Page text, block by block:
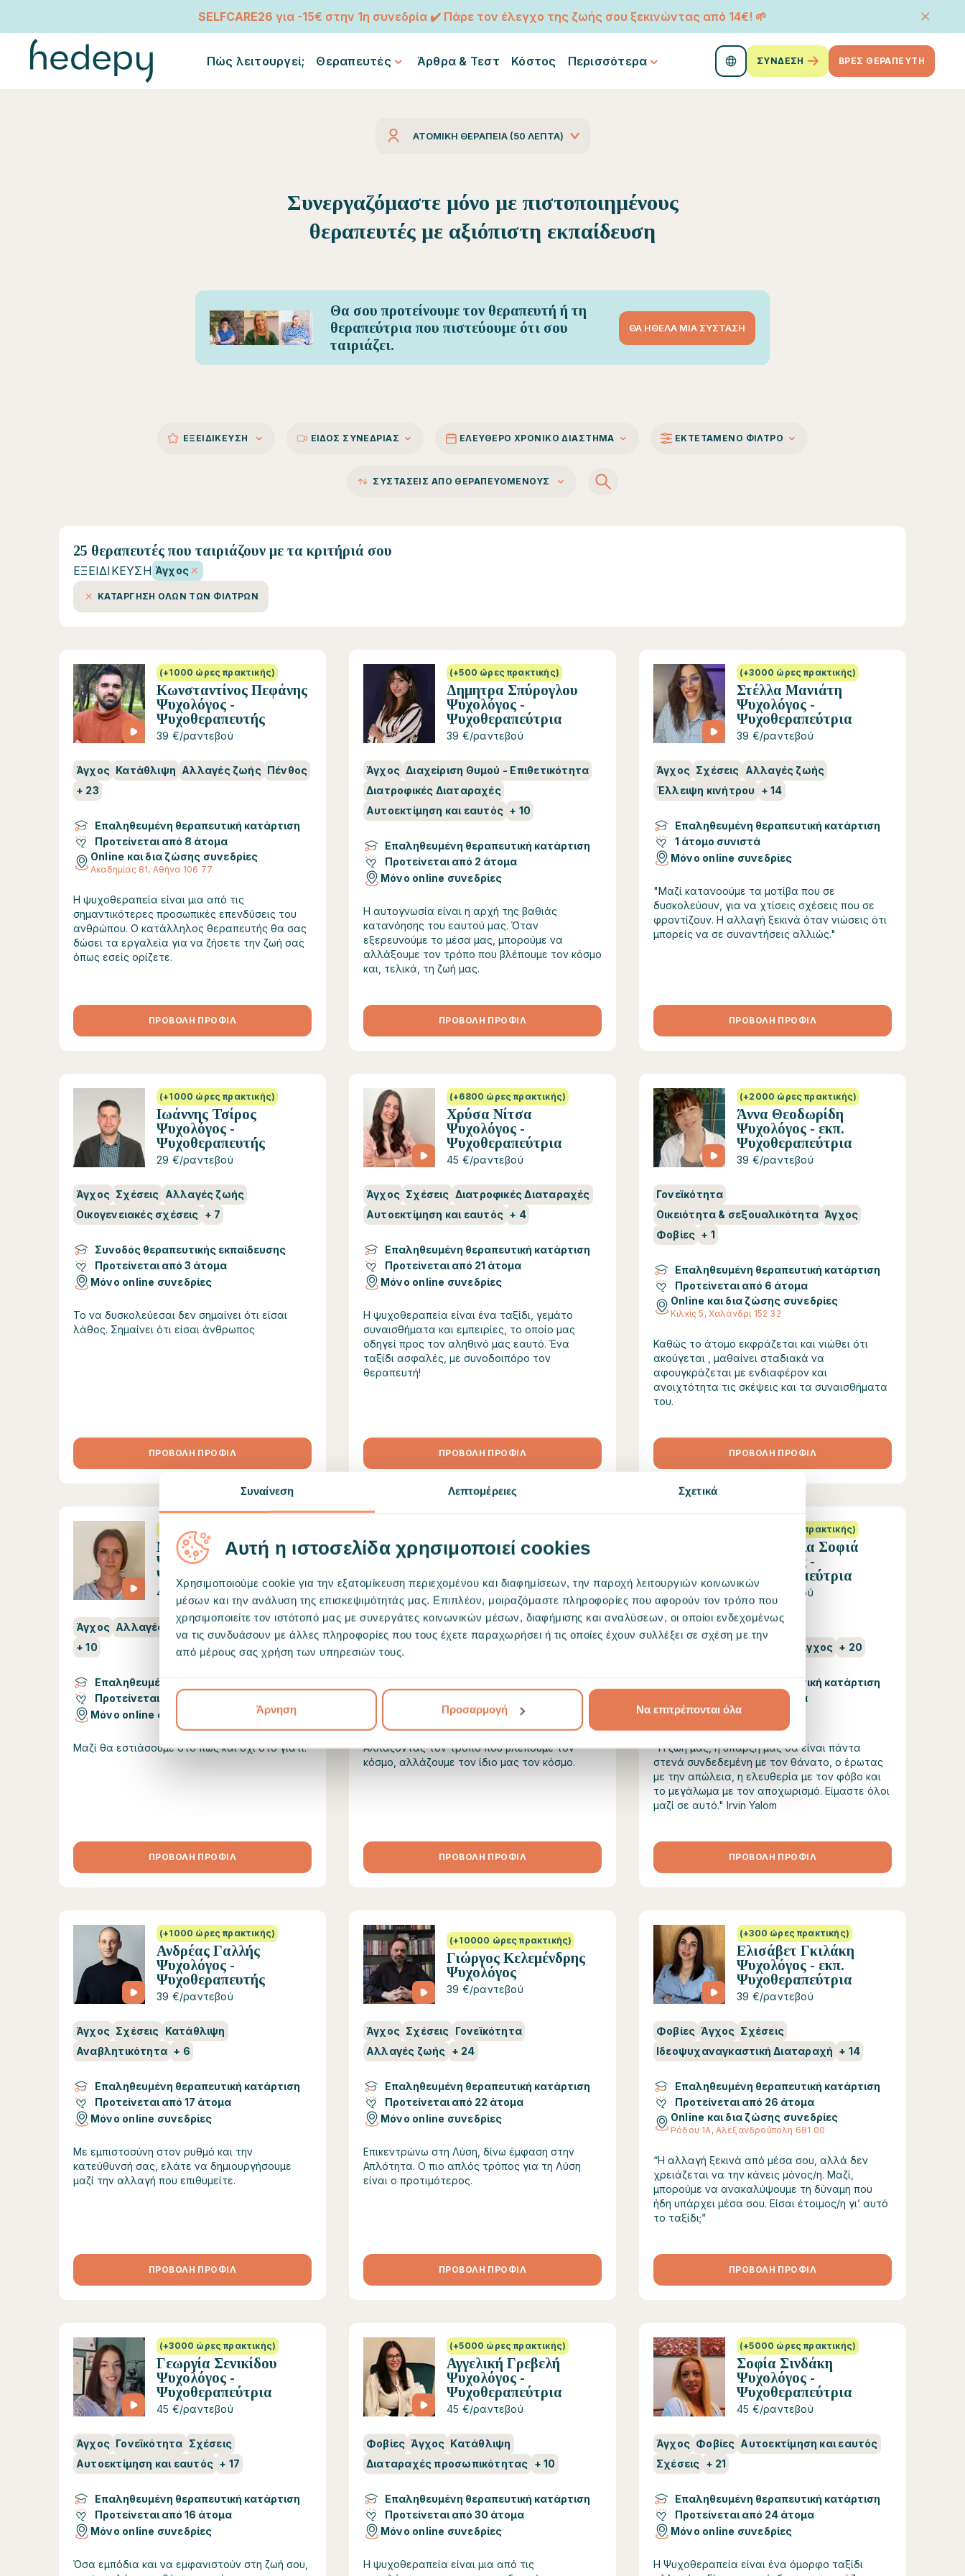
Συναίνεση Λεπτομέρειες Σχετικά
Αυτή η ιστοσελίδα χρησιμοποιεί cookies
Χρησιμοποιούμε cookie για την εξατομίκευση περιεχομένου και διαφημίσεων, την παροχή λειτουργιών κοινωνικών
μέσων και την ανάλυση της επισκεψιμότητάς μας. Επιπλέον, μοιραζόμαστε πληροφορίες που αφορούν τον τρόπο που
χρησιμοποιείτε τον ιστότοπό μας με συνεργάτες κοινωνικών μέσων, διαφήμισης και αναλύσεων, οι οποίοι ενδεχομένως
να τις συνδυάσουν με άλλες πληροφορίες που τους έχετε παραχωρήσει ή τις οποίες έχουν συλλέξει σε σχέση με την
από μέρους σας χρήση των υπηρεσιών τους.
Άρνηση Προσαρμογή Να επιτρέπονται όλα
SELFCARE26 για -15€ στην 1η συνεδρία ✔️ Πάρε τον έλεγχο της ζωής σου ξεκινώντας από 14€! 🌱
Πώς λειτουργεί; Θεραπευτές Άρθρα & Τεστ Κόστος Περισσότερα ΣΥΝΔΕΣΗ ΒΡΕΣ ΘΕΡΑΠΕΥΤΗ
ΑΤΟΜΙΚΉ ΘΕΡΑΠΕΊΑ (50 ΛΕΠΤΆ)
Συνεργαζόμαστε μόνο με πιστοποιημένους
θεραπευτές με αξιόπιστη εκπαίδευση
Θα σου προτείνουμε τον θεραπευτή ή τη
θεραπεύτρια που πιστεύουμε ότι σου
ταιριάζει.
ΘΑ ΗΘΕΛΑ ΜΙΑ ΣΥΣΤΑΣΗ
ΕΞΕΙΔΙΚΕΥΣΗ ΕΊΔΟΣ ΣΥΝΕΔΡΊΑΣ ΕΛΕΥΘΕΡΟ ΧΡΟΝΙΚΟ ΔΙΑΣΤΗΜΑ ΕΚΤΕΤΑΜΕΝΟ ΦΙΛΤΡΟ
ΣΥΣΤΆΣΕΙΣ ΑΠΌ ΘΕΡΑΠΕΥΌΜΕΝΟΥΣ
25 θεραπευτές που ταιριάζουν με τα κριτήριά σου
ΕΞΕΙΔΙΚΕΥΣΗ Άγχος
ΚΑΤΑΡΓΗΣΗ ΟΛΩΝ ΤΩΝ ΦΙΛΤΡΩΝ
(+1000 ώρες πρακτικής)
Κωνσταντίνος Πεφάνης
Ψυχολόγος -
Ψυχοθεραπευτής
39 €/ραντεβού
Άγχος Κατάθλιψη Αλλαγές ζωής Πένθος
+ 23
Επαληθευμένη θεραπευτική κατάρτιση
Προτείνεται από 8 άτομα
Online και δια ζώσης συνεδρίες
Ακαδημίας 81, Αθήνα 106 77
Η ψυχοθεραπεία είναι μια από τις
σημαντικότερες προσωπικές επενδύσεις του
ανθρώπου. Ο κατάλληλος θεραπευτής θα σας
δώσει τα εργαλεία για να ζήσετε την ζωή σας
όπως εσείς ορίζετε.
ΠΡΟΒΟΛΗ ΠΡΟΦΙΛ
(+500 ώρες πρακτικής)
Δημητρα Σπύρογλου
Ψυχολόγος -
Ψυχοθεραπεύτρια
39 €/ραντεβού
Άγχος Διαχείριση Θυμού - Επιθετικότητα
Διατροφικές Διαταραχές
Αυτοεκτίμηση και εαυτός + 10
Επαληθευμένη θεραπευτική κατάρτιση
Προτείνεται από 2 άτομα
Μόνο online συνεδρίες
Η αυτογνωσία είναι η αρχή της βαθιάς
κατανόησης του εαυτού μας. Όταν
εξερευνούμε το μέσα μας, μπορούμε να
αλλάξουμε τον τρόπο που βλέπουμε τον κόσμο
και, τελικά, τη ζωή μας.
ΠΡΟΒΟΛΗ ΠΡΟΦΙΛ
(+3000 ώρες πρακτικής)
Στέλλα Μανιάτη
Ψυχολόγος -
Ψυχοθεραπεύτρια
39 €/ραντεβού
Άγχος Σχέσεις Αλλαγές ζωής
Έλλειψη κινήτρου
+14
Επαληθευμένη θεραπευτική κατάρτιση
1 άτομο συνιστά
Μόνο online συνεδρίες
"Μαζί κατανοούμε τα μοτίβα που σε
δυσκολεύουν, για να χτίσεις σχέσεις που σε
φροντίζουν. Η αλλαγή ξεκινά όταν νιώσεις ότι
μπορείς να σε συναντήσεις αλλιώς."
ΠΡΟΒΟΛΗ ΠΡΟΦΙΛ
(+1000 ώρες πρακτικής)
Ιωάννης Τσίρος
Ψυχολόγος -
Ψυχοθεραπευτής
29 €/ραντεβού
Άγχος Σχέσεις Αλλαγές ζωής
Οικογενειακές σχέσεις + 7
Συνοδός θεραπευτικής εκπαίδευσης
Προτείνεται από 3 άτομα
Μόνο online συνεδρίες
Το να δυσκολεύεσαι δεν σημαίνει ότι είσαι
λάθος. Σημαίνει ότι είσαι άνθρωπος
ΠΡΟΒΟΛΗ ΠΡΟΦΙΛ
(+6800 ώρες πρακτικής)
Χρύσα Νίτσα
Ψυχολόγος -
Ψυχοθεραπεύτρια
45 €/ραντεβού
Άγχος Σχέσεις Διατροφικές Διαταραχές
Αυτοεκτίμηση και εαυτός + 4
Επαληθευμένη θεραπευτική κατάρτιση
Προτείνεται από 21 άτομα
Μόνο online συνεδρίες
Η ψυχοθεραπεία είναι ένα ταξίδι, γεμάτο
συναισθήματα και εμπειρίες, το οποίο μας
οδηγεί προς τον αληθινό μας εαυτό. Ένα
ταξίδι ασφαλές, με συνοδοιπόρο τον
θεραπευτή!
ΠΡΟΒΟΛΗ ΠΡΟΦΙΛ
(+2000 ώρες πρακτικής)
Άννα Θεοδωρίδη
Ψυχολόγος - εκπ.
Ψυχοθεραπεύτρια
39 €/ραντεβού
Γονεϊκότητα
Οικειότητα & σεξουαλικότητα Άγχος
Φοβίες + 1
Επαληθευμένη θεραπευτική κατάρτιση
Προτείνεται από 6 άτομα
Online και δια ζώσης συνεδρίες
Κιλκίς 5, Χαλάνδρι 152 32
Καθώς το άτομο εκφράζεται και νιώθει ότι
ακούγεται , μαθαίνει σταδιακά να
αφουγκράζεται με ενδιαφέρον και
ανοιχτότητα τις σκέψεις και τα συναισθήματα
του.
ΠΡΟΒΟΛΗ ΠΡΟΦΙΛ
(+3000 ώρες πρακτικής)
Nina Vavassori
Ψυχολόγος - εκπ.
Ψυχοθεραπεύτρια
45 €/ραντεβού
Άγχος Αλλαγές ζωής Πένθος
+10
Επαληθευμένη θεραπευτική κατάρτιση
Προτείνεται από 14 άτομα
Μόνο online συνεδρίες
Μαζί θα εστιάσουμε στο πως και οχι στο γιατί.
ΠΡΟΒΟΛΗ ΠΡΟΦΙΛ
Κατερίνα Νίκου
Ψυχολόγος -
Ψυχοθεραπεύτρια
45 €/ραντεβού
Φοβίες Άγχος
Σχέσεις
Οικογενειακές σχέσεις
Μόνο online συνεδρίες
Αλλάζοντας τον τρόπο που βλέπουμε τον
κόσμο, αλλάζουμε τον ίδιο μας τον κόσμο.
ΠΡΟΒΟΛΗ ΠΡΟΦΙΛ
(+5000 ώρες πρακτικής)
Εμμανουέλα Σοφιά
Ψυχολόγος -
Ψυχοθεραπεύτρια
45 €/ραντεβού
Σχέσεις
Γονεϊκότητα
Άγχος + 20
Επαληθευμένη θεραπευτική κατάρτιση
Προτείνεται από 9 άτομα
Μόνο online συνεδρίες
"Η ζωή μας, η ύπαρξή μας θα είναι πάντα
στενά συνδεδεμένη με τον θάνατο, ο έρωτας
με την απώλεια, η ελευθερία με τον φόβο και
το μεγάλωμα με τον αποχωρισμό. Είμαστε όλοι
μαζί σε αυτό." Irvin Yalom
ΠΡΟΒΟΛΗ ΠΡΟΦΙΛ
(+1000 ώρες πρακτικής)
Ανδρέας Γαλλής
Ψυχολόγος -
Ψυχοθεραπευτής
39 €/ραντεβού
Άγχος Σχέσεις Κατάθλιψη
Αναβλητικότητα + 6
Επαληθευμένη θεραπευτική κατάρτιση
Προτείνεται από 17 άτομα
Μόνο online συνεδρίες
Με εμπιστοσύνη στον ρυθμό και την
κατεύθυνσή σας, ελάτε να δημιουργήσουμε
μαζί την αλλαγή που επιθυμείτε.
ΠΡΟΒΟΛΗ ΠΡΟΦΙΛ
(+10000 ώρες πρακτικής)
Γιώργος Κελεμένδρης
Ψυχολόγος
39 €/ραντεβού
Άγχος Σχέσεις Γονεϊκότητα
Αλλαγές ζωής + 24
Επαληθευμένη θεραπευτική κατάρτιση
Προτείνεται από 22 άτομα
Μόνο online συνεδρίες
Επικεντρώνω στη Λύση, δίνω έμφαση στην
Απλότητα. Ο πιο απλός τρόπος για τη Λύση
είναι ο προτιμότερος.
ΠΡΟΒΟΛΗ ΠΡΟΦΙΛ
(+300 ώρες πρακτικής)
Ελισάβετ Γκιλάκη
Ψυχολόγος - εκπ.
Ψυχοθεραπεύτρια
39 €/ραντεβού
Φοβίες Άγχος Σχέσεις
Ιδεοψυχαναγκαστική Διαταραχή + 14
Επαληθευμένη θεραπευτική κατάρτιση
Προτείνεται από 26 άτομα
Online και δια ζώσης συνεδρίες
Ρόδου 1Α, Αλεξανδρούπολη 681 00
“Η αλλαγή ξεκινά από μέσα σου, αλλά δεν
χρειάζεται να την κάνεις μόνος/η. Μαζί,
μπορούμε να ανακαλύψουμε τη δύναμη που
ήδη υπάρχει μέσα σου. Είσαι έτοιμος/η γι’ αυτό
το ταξίδι;”
ΠΡΟΒΟΛΗ ΠΡΟΦΙΛ
(+3000 ώρες πρακτικής)
Γεωργία Σενικίδου
Ψυχολόγος -
Ψυχοθεραπεύτρια
45 €/ραντεβού
Άγχος Γονεϊκότητα Σχέσεις
Αυτοεκτίμηση και εαυτός + 17
Επαληθευμένη θεραπευτική κατάρτιση
Προτείνεται από 16 άτομα
Μόνο online συνεδρίες
Όσα εμπόδια και να εμφανιστούν στη ζωή σου,
(+5000 ώρες πρακτικής)
Αγγελική Γρεβελή
Ψυχολόγος -
Ψυχοθεραπεύτρια
45 €/ραντεβού
Φοβίες Άγχος Κατάθλιψη
Διαταραχές προσωπικότητας +10
Επαληθευμένη θεραπευτική κατάρτιση
Προτείνεται από 30 άτομα
Μόνο online συνεδρίες
Η ψυχοθεραπεία είναι μια από τις
(+5000 ώρες πρακτικής)
Σοφία Σινδάκη
Ψυχολόγος -
Ψυχοθεραπεύτρια
45 €/ραντεβού
Άγχος Φοβίες Αυτοεκτίμηση και εαυτός
Σχέσεις + 21
Επαληθευμένη θεραπευτική κατάρτιση
Προτείνεται από 24 άτομα
Μόνο online συνεδρίες
H Ψυχοθεραπεία είναι ένα όμορφο ταξίδι